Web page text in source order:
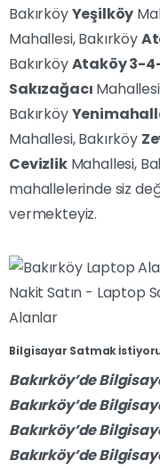
BakırköyYeşilköy
Mahallesi, Bakırköy
BakırköyAtaköy 3-4-
Sakızağacı
Bakırköy
Mahallesi, Bakırköy
CevizlikMahallesi,
mahallelerinde siz
vermekteyiz.
Bilgisayar Satmak
Bakırköy’de
Bakırköy’de
Bakırköy’de
Bakırköy’de